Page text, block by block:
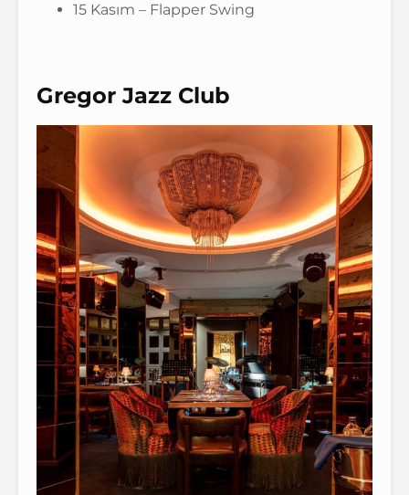
15 Kasım – Flapper Swing
Gregor Jazz Club